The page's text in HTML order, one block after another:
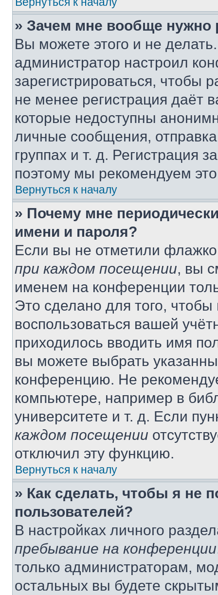
» Зачем мне вообще нужно
Вы можете этого и не
администратор настроил
зарегистрироваться, чтобы
не менее регистрация даёт
которые недоступны
личные сообщения,
группах и т. д. Регистрация
поэтому мы рекомендуем
Вернуться к началу
» Почему мне
имени и пароля?
Если вы не отметили
при каждом посещении, вы
именем на конференции
Это сделано для того, чтобы
воспользоваться вашей
приходилось вводить имя
вы можете выбрать
конференцию. Не
компьютере, например в
университете и т. д. Если
каждом посещении
отключил эту функцию.
Вернуться к началу
» Как сделать, чтобы я не
пользователей?
В настройках личного
пребывание на конференции
только администраторам,
остальных вы будете